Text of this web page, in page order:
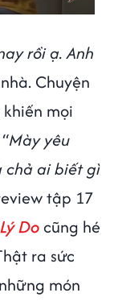
rồi ạ. Anh
Chuyện
mọi
Mày yêu
chả ai biết gì
tập 17
Docũng hé
ra sức
món